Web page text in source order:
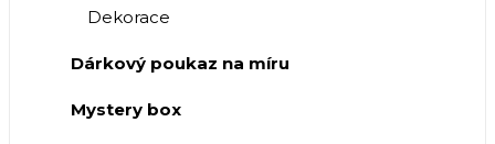
Dekorace
Dárkový poukaz na míru
Mystery box